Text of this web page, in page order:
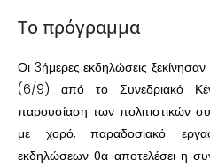
Το πρόγραμμα
Οι 3ήμερες εκδηλώσεις
(6/9) από το Συνεδριακό
παρουσίαση των πολιτιστικών
με χορό, παραδοσιακό
εκδηλώσεων θα αποτελέσει η